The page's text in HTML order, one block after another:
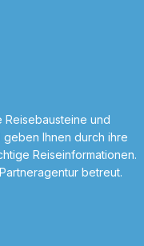
Reisebausteine und
geben Ihnen durch ihre
Reiseinformationen.
betreut.